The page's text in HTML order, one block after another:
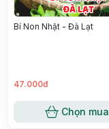
Bí Non Nhật - Đà Lạt
47.000đ
Chọn mua